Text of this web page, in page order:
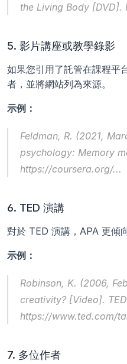
the Living Body [DVD].
5. 影片講座或教學錄影
如果您引用了託管在課程平
者，並將網站列為來源。
示例：
Feldman, R. (2021,
psychology: Memory
https://coursera.org/...
6. TED 演講
對於 TED 演講，APA 更傾
示例：
Robinson, K. (2006,
creativity? [Video].
https://www.ted.com/
7. 多位作者